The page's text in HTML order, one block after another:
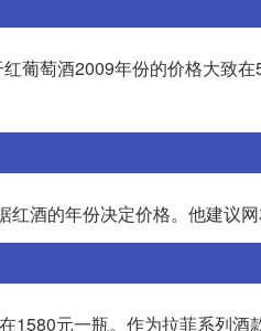
葡萄酒2009年份的价格大致
酒的年份决定价格。他建议网
1580元一瓶。作为拉菲系列